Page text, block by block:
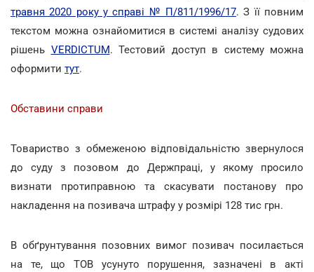
травня 2020 року у справі № П/811/1996/17. З її повним
текстом можна ознайомитися в системі аналізу судових
рішень VERDICTUM. Тестовий доступ в систему можна
оформити тут.
Обставини справи
Товариство з обмеженою відповідальністю звернулося
до суду з позовом до Держпраці, у якому просило
визнати протиправною та скасувати постанову про
накладення на позивача штрафу у розмірі 128 тис грн.
В обґрунтування позовних вимог позивач посилається
на те, що ТОВ усунуто порушення, зазначені в акті